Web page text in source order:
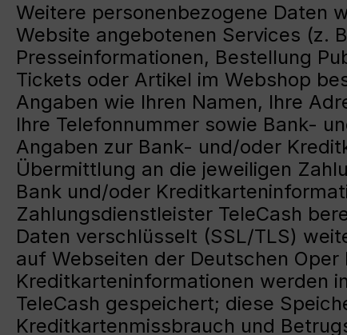
Weitere personenbezogene Daten
Website angebotenen Services (z.
Presseinformationen, Bestellung
Tickets oder Artikel im Webshop
Angaben wie Ihren Namen, Ihre
Ihre Telefonnummer sowie Bank-
Angaben zur Bank- und/oder
Übermittlung an die jeweiligen
Bank und/oder
Zahlungsdienstleister TeleCash
Daten verschlüsselt (SSL/TLS)
auf Webseiten der Deutschen
Kreditkarteninformationen werden
TeleCash gespeichert; diese
Kreditkartenmissbrauch und